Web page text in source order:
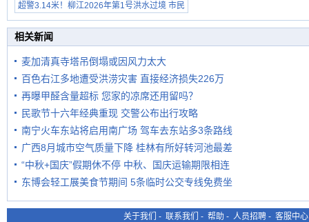
超警3.14米！柳江2026年第1号洪水过境 市民
在堤岸见证汛况
相关新闻
麦加清真寺塔吊倒塌或因风力太大
百色右江多地遭受洪涝灾害 直接经济损失226万
再曝甲醛含量超标 您家的凉席还用留吗？
民歌节十六年经典重现 交警公布出行攻略
南宁火车东站将启用南广场 驾车去东站多3条路线
广西8月城市空气质量下降 桂林有所好转河池最差
“中秋+国庆”假期休不停 中秋、国庆运输期限相连
东博会轻工展美食节期间 5条临时公交专线免费坐
关于我们 - 联系我们 - 帮助 - 人员招聘 - 客服中心